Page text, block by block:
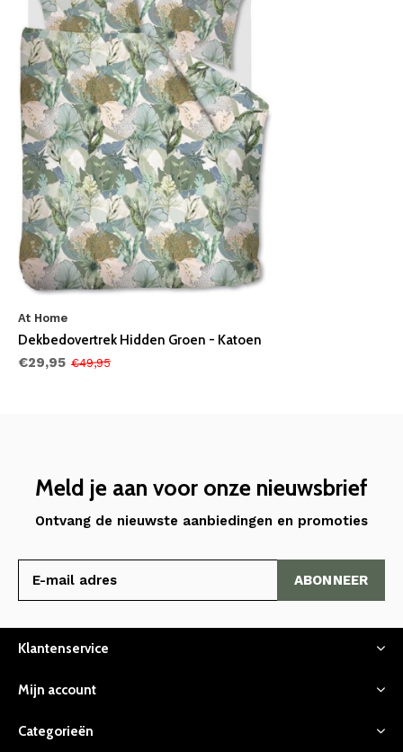
At Home
Dekbedovertrek Hidden Groen - Katoen
€29,95 €49,95
Meld je aan voor onze nieuwsbrief
Ontvang de nieuwste aanbiedingen en promoties
ABONNEER
Klantenservice
Mijn account
Categorieën